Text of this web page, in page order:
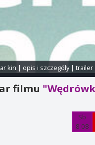
kin | opis i szczegóły| trailer
filmu
Sb
8 08